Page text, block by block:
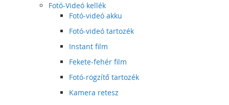
Fotó-Videó kellék
Fotó-videó akku
Fotó-videó tartozék
Instant film
Fekete-fehér film
Fotó-rögzítő tartozék
Kamera retesz